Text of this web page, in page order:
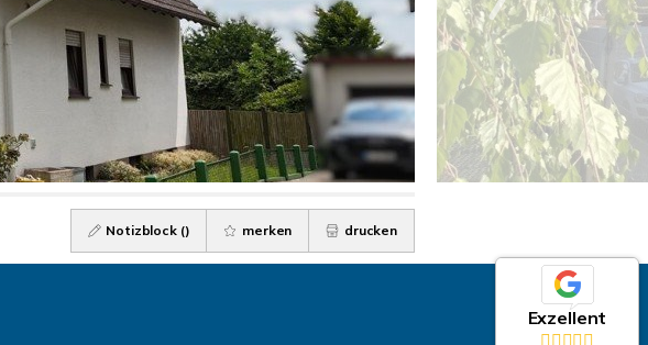
Notizblock () merken drucken
Exzellent